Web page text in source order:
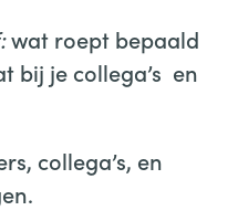
wat roept bepaald
bij je collega’s en
collega’s, en